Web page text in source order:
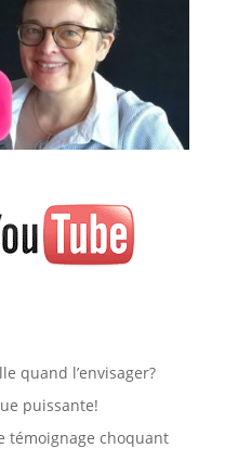
quand l’envisager?
puissante!
témoignage choquant